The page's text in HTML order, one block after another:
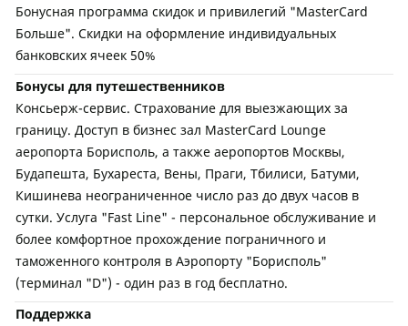
Бонусная программа скидок и привилегий "MasterCard
Больше". Скидки на оформление индивидуальных
банковских ячеек 50%
Бонусы для путешественников
Консьерж-сервис. Страхование для выезжающих за
границу. Доступ в бизнес зал MasterCard Lounge
аеропорта Борисполь, а также аеропортов Москвы,
Будапешта, Бухареста, Вены, Праги, Тбилиси, Батуми,
Кишинева неограниченное число раз до двух часов в
сутки. Услуга "Fast Line" - персональное обслуживание и
более комфортное прохождение пограничного и
таможенного контроля в Аэропорту "Борисполь"
(терминал "D") - один раз в год бесплатно.
Поддержка